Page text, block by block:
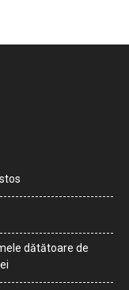
dătătoare de